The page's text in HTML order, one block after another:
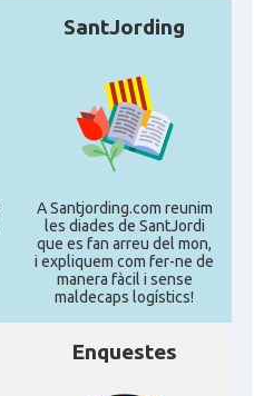
SantJording
A Santjording.com reunim
les diades de SantJordi
que es fan arreu del mon,
i expliquem com fer-ne de
manera fàcil i sense
maldecaps logí­stics!
Enquestes